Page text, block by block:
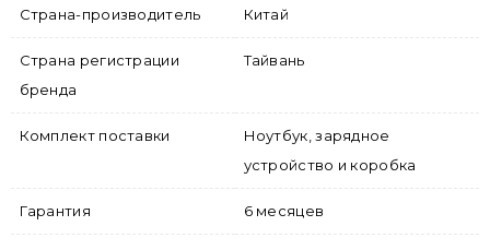
Страна-производитель Китай
Страна регистрации
бренда
Тайвань
Комплект поставки
Ноутбук, зарядное
устройство и коробка
Гарантия 6 месяцев